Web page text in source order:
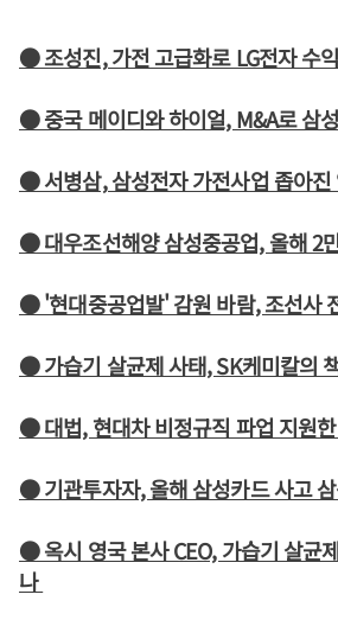
● 조성진, 가전 고급화로 LG전자 수
● 중국 메이디와 하이얼, M&A로 삼
● 서병삼, 삼성전자 가전사업 좁아진
● 대우조선해양 삼성중공업, 올해 2
● '현대중공업발' 감원 바람, 조선사
● 가습기 살균제 사태, SK케미칼의
● 대법, 현대차 비정규직 파업 지원
● 기관투자자, 올해 삼성카드 사고
● 옥시 영국 본사 CEO, 가습기 살균
나